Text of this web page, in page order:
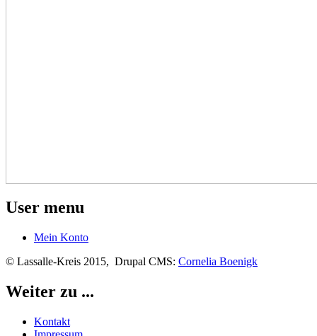
User menu
Mein Konto
© Lassalle-Kreis 2015, Drupal CMS: Cornelia Boenigk
Weiter zu ...
Kontakt